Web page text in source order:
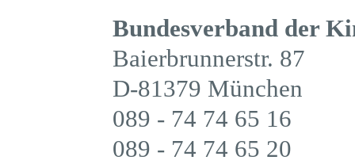
Bundesverband der
Baierbrunnerstr. 87
D-81379 München
089 - 74 74 65 16
089 - 74 74 65 20